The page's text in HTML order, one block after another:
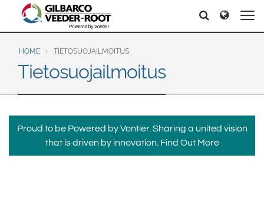
North America
United States
Canada
Latin America
Brazil
Português
Europe & CIS
English
Dansk
Français
Srpski
Suomi
Svenska
Etsi Etsi
HOME TIETOSUOJAILMOITUS
Tietosuojailmoitus
Proud to be Powered by Vontier. Sharing a united vision
that is driven by innovation. Find Out More